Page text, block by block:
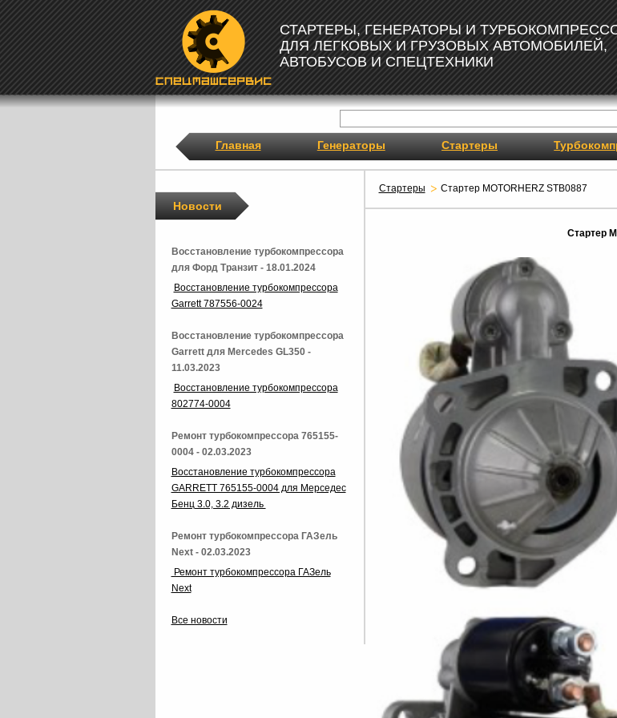
СТАРТЕРЫ, ГЕНЕРАТОРЫ И
ДЛЯ ЛЕГКОВЫХ И ГРУЗОВЫХ АВТОМОБИЛЕЙ,
АВТОБУСОВ И СПЕЦТЕХНИКИ
Главная Генераторы Стартеры
Стартеры Стартер MOTORHERZ STB0887
Стартер
Новости
Восстановление турбокомпрессора
для Форд Транзит - 18.01.2024
Восстановление турбокомпрессора
Garrett 787556-0024
Восстановление турбокомпрессора
Garrett для Mercedes GL350 -
11.03.2023
Восстановление турбокомпрессора
802774-0004
Ремонт турбокомпрессора 765155-
0004 - 02.03.2023
Восстановление турбокомпрессора
GARRETT 765155-0004 для Мерседес
Бенц 3.0, 3.2 дизель
Ремонт турбокомпрессора ГАЗель
Next - 02.03.2023
Ремонт турбокомпрессора ГАЗель
Next
Все новости